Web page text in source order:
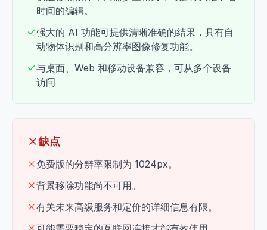
时间的编辑。
强大的 AI 功能可提供清晰准确的结果，具有自
动物体识别和高分辨率图像修复功能。
与桌面、Web 和移动设备兼容，可从多个设备
访问
缺点
免费版的分辨率限制为 1024px。
背景移除功能尚不可用。
有关未来高级服务和定价的详细信息有限。